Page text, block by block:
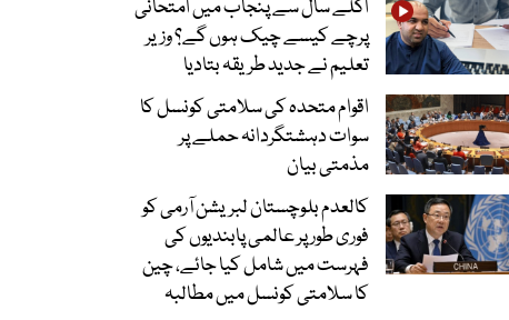
اگلے سال سے پنجاب میں امتحانی
پرچے کیسے چیک ہوں گے؟ وزیر
تعلیم نے جدید طریقہ بتادیا
اقوام متحدہ کی سلامتی کونسل کا
سوات دہشتگردانہ حملے پر
مذمتی بیان
کالعدم بلوچستان لبریشن آرمی کو
فوری طور پر عالمی پابندیوں کی
فہرست میں شامل کیا جائے، چین
کا سلامتی کونسل میں مطالبہ